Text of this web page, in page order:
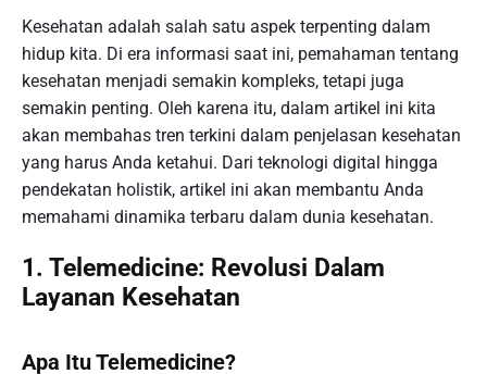
Kesehatan adalah salah satu aspek terpenting dalam
hidup kita. Di era informasi saat ini, pemahaman tentang
kesehatan menjadi semakin kompleks, tetapi juga
semakin penting. Oleh karena itu, dalam artikel ini kita
akan membahas tren terkini dalam penjelasan kesehatan
yang harus Anda ketahui. Dari teknologi digital hingga
pendekatan holistik, artikel ini akan membantu Anda
memahami dinamika terbaru dalam dunia kesehatan.
1. Telemedicine: Revolusi Dalam
Layanan Kesehatan
Apa Itu Telemedicine?